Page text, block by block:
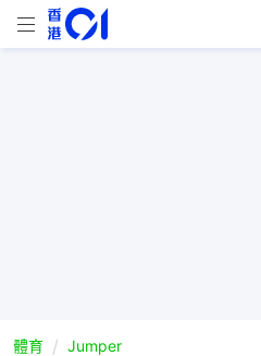
體育 Jumper